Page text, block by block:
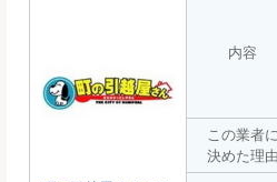
内容
この業者
決めた理